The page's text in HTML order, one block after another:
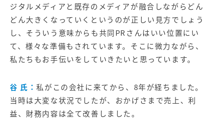
ジタルメディアと既存のメディアが融合しながらどん
どん大きくなっていくというのが正しい見方でしょう
し、そういう意味からも共同PRさんはいい位置にい
て、様々な準備もされています。そこに微力ながら、
私たちもお手伝いをしていきたいと思っています。
谷 氏：私がこの会社に来てから、8年が経ちました。
当時は大変な状況でしたが、おかげさまで売上、利
益、財務内容は全て改善しました。